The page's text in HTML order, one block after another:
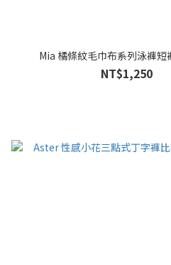
Mia 橘條紋毛巾布系列泳褲短
NT$1,250